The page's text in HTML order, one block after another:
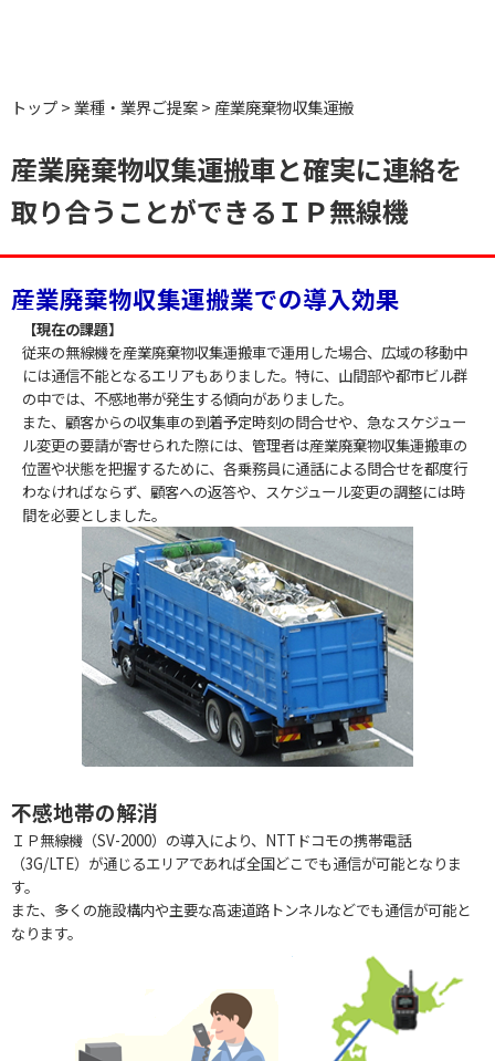
トップ 業種・業界ご提案 産業廃棄物収集運搬
産業廃棄物収集運搬車と確実に連絡を
取り合うことができるＩＰ無線機
産業廃棄物収集運搬業での導入効果
【現在の課題】
従来の無線機を産業廃棄物収集運搬車で運用した場合、広域の移動中
には通信不能となるエリアもありました。特に、山間部や都市ビル群
の中では、不感地帯が発生する傾向がありました。
また、顧客からの収集車の到着予定時刻の問合せや、急なスケジュー
ル変更の要請が寄せられた際には、管理者は産業廃棄物収集運搬車の
位置や状態を把握するために、各乗務員に通話による問合せを都度行
わなければならず、顧客への返答や、スケジュール変更の調整には時
間を必要としました。
不感地帯の解消
ＩＰ無線機（SV-2000）の導入により、NTTドコモの携帯電話
（3G/LTE）が通じるエリアであれば全国どこでも通信が可能となりま
す。
また、多くの施設構内や主要な高速道路トンネルなどでも通信が可能と
なります。